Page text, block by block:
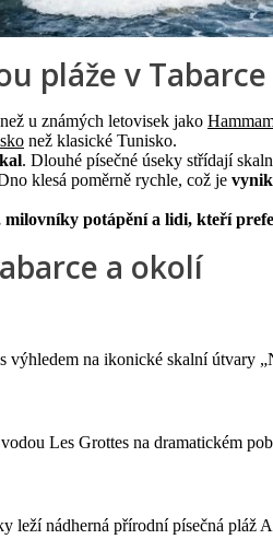
pláže v Tabarce
u známých letovisek jako
než klasické Tunisko.
. Dlouhé písečné úseky střídají
klesá poměrně rychle, což je
milovníky potápění a lidi, kteří
a okolí
výhledem na ikonické skalní útvary
Les Grottes na dramatickém
leží nádherná přírodní písečná pláž